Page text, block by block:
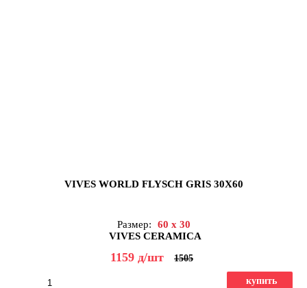
VIVES WORLD FLYSCH GRIS 30X60
Размер:
60 x 30
VIVES CERAMICA
1159 д/шт 1505
купить